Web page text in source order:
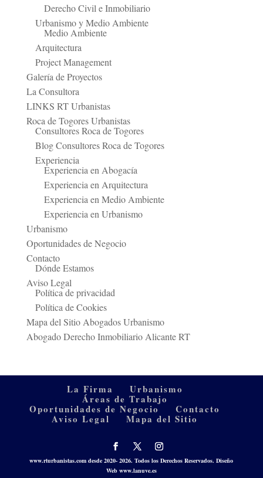
Derecho Civil e Inmobiliario
Urbanismo y Medio Ambiente
Medio Ambiente
Arquitectura
Project Management
Galería de Proyectos
La Consultora
LINKS RT Urbanistas
Roca de Togores Urbanistas
Consultores Roca de Togores
Blog Consultores Roca de Togores
Experiencia
Experiencia en Abogacía
Experiencia en Arquitectura
Experiencia en Medio Ambiente
Experiencia en Urbanismo
Urbanismo
Oportunidades de Negocio
Contacto
Dónde Estamos
Aviso Legal
Política de privacidad
Política de Cookies
Mapa del Sitio Abogados Urbanismo
Abogado Derecho Inmobiliario Alicante RT
La Firma Urbanismo
Áreas de Trabajo
Oportunidades de Negocio Contacto
Aviso Legal Mapa del Sitio
www.rturbanistas.com desde 2020- 2026. Todos los Derechos Reservados. Diseño
Web www.lanuve.es